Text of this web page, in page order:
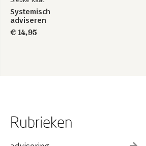
Systemisch
adviseren
€ 14,95
Rubrieken